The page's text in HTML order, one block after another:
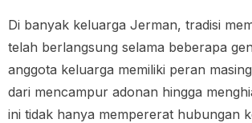
Di banyak keluarga Jerman, tradisi
telah berlangsung selama beberapa
anggota keluarga memiliki peran
dari mencampur adonan hingga
ini tidak hanya mempererat hubungan